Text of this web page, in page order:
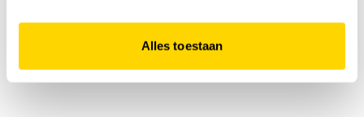
Alles toestaan